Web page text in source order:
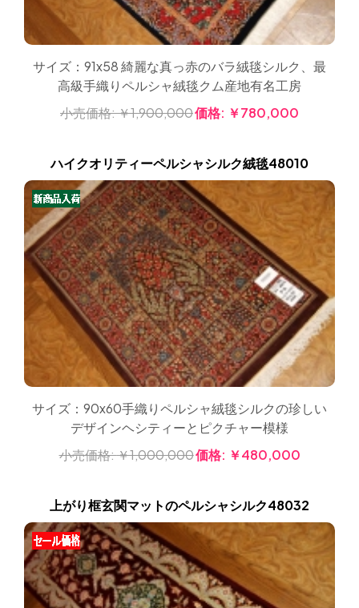
サイズ：91x58 綺麗な真っ赤のバラ絨毯シルク、最
高級手織りペルシャ絨毯クム産地有名工房
小売価格:￥1,900,000価格: ￥780,000
ハイクオリティーペルシャシルク絨毯48010
サイズ：90x60手織りペルシャ絨毯シルクの珍しい
デザインヘシティーとピクチャー模様
小売価格:￥1,000,000価格: ￥480,000
上がり框玄関マットのペルシャシルク48032